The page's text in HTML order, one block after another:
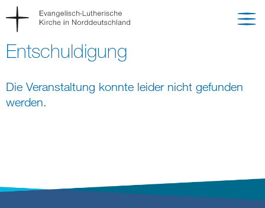
Entschuldigung
Die Veranstaltung konnte leider nicht gefunden
werden.